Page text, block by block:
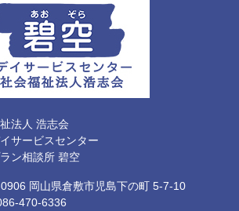
法人 浩志会
サービスセンター
ン相談所 碧空
岡山県倉敷市児島下の町 5-7-10
470-6336